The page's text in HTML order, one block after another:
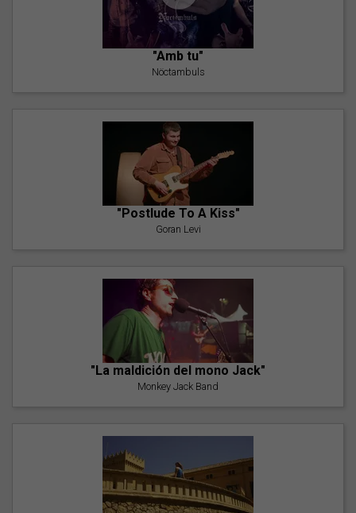
"Amb tu"
Nöctambuls
"Postlude To A Kiss"
Goran Levi
"La maldición del mono Jack"
Monkey Jack Band